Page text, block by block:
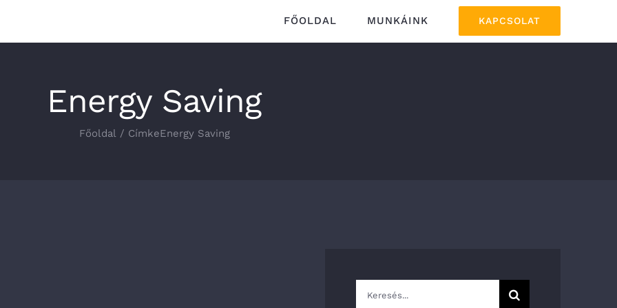
FŐOLDAL MUNKÁINK KAPCSOLAT
Energy Saving
Főoldal / CímkeEnergy Saving
Keresés...